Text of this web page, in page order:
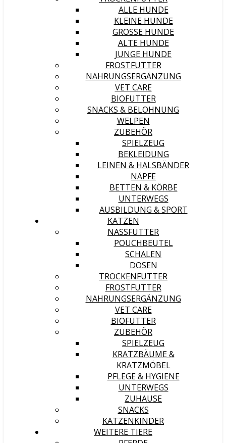
ALLE HUNDE
KLEINE HUNDE
GROSSE HUNDE
ALTE HUNDE
JUNGE HUNDE
FROSTFUTTER
NAHRUNGSERGÄNZUNG
VET CARE
BIOFUTTER
SNACKS & BELOHNUNG
WELPEN
ZUBEHÖR
SPIELZEUG
BEKLEIDUNG
LEINEN & HALSBÄNDER
NÄPFE
BETTEN & KÖRBE
UNTERWEGS
AUSBILDUNG & SPORT
KATZEN
NASSFUTTER
POUCHBEUTEL
SCHALEN
DOSEN
TROCKENFUTTER
FROSTFUTTER
NAHRUNGSERGÄNZUNG
VET CARE
BIOFUTTER
ZUBEHÖR
SPIELZEUG
KRATZBÄUME &
KRATZMÖBEL
PFLEGE & HYGIENE
UNTERWEGS
ZUHAUSE
SNACKS
KATZENKINDER
WEITERE TIERE